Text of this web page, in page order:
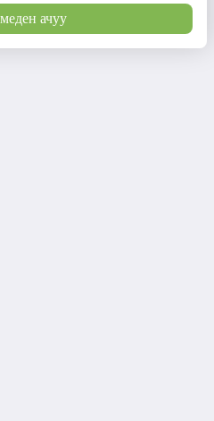
ачуу